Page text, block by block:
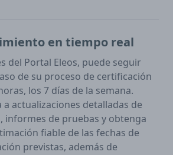
en tiempo real
del Portal Eleos, puede seguir
de su proceso de certificación
los 7 días de la semana.
a actualizaciones detalladas de
informes de pruebas y obtenga
fiable de las fechas de
previstas, además de